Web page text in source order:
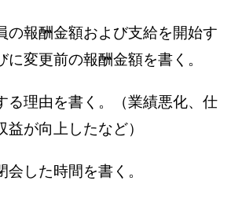
の報酬金額および支給を開始す
に変更前の報酬金額を書く。
る理由を書く。（業績悪化、仕
益が向上したなど）
会した時間を書く。